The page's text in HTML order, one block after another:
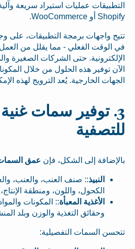
التطبيقات عمليات استيراد سريعة
Shopify أو WooCommerce.
تتيح واجهات برمجة التطبيقات، على
في الوقت الفعلي - مما يقلل من العمل
الإلكترونية. حتى الشركات الصغيرة
الآن توفير هذه الحلول من خلال
الجهات الخارجية. يُعد الترويج لهذه
3. توفير سمات غنية
للتصفية
بالإضافة إلى الشكل، فإن عمق
النبيذ:: صنف العنب، والعنب،
الكحول، واللون، ومنطقة
الأغذية المعبأة:: المكونات
وحقائق التغذية والوزن وبلد
تتحسن السمات التفصيلية: